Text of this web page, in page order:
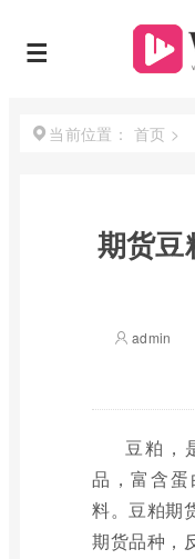
当前位置： 首页 >
期货豆
admin
豆粕，
品，富含
料。豆粕期
期货品种，